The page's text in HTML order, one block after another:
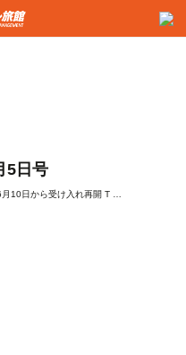
5日号
10日から受け入れ再開 T …